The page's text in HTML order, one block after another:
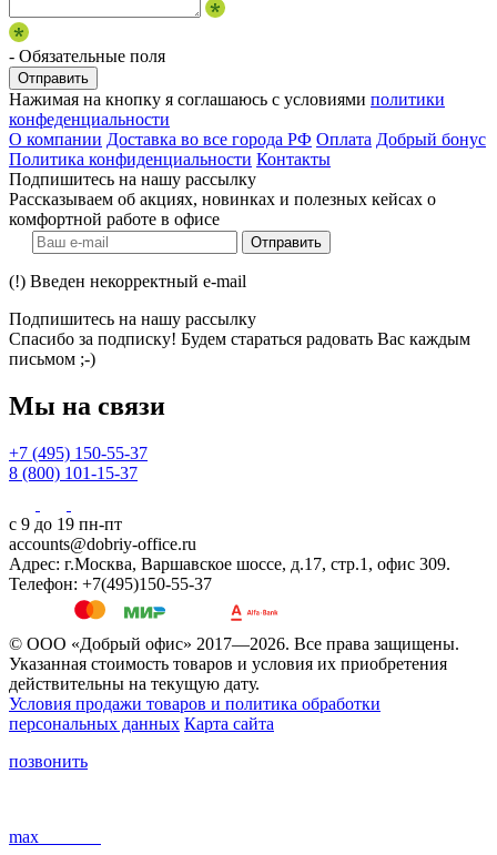
- Обязательные поля
Отправить
Нажимая на кнопку я соглашаюсь с условиями политики
конфеденциальности
О компании Доставка во все города РФ Оплата Добрый бонус
Политика конфиденциальности Контакты
Подпишитесь на нашу рассылку
Рассказываем об акциях, новинках и полезных кейсах о
комфортной работе в офисе
Отправить
(!) Введен некорректный e-mail
Подпишитесь на нашу рассылку
Спасибо за подписку! Будем стараться радовать Вас каждым
письмом ;-)
Мы на связи
+7 (495) 150-55-37
8 (800) 101-15-37
с 9 до 19 пн-пт
accounts@dobriy-office.ru
Адрес: г.Москва, Варшавское шоссе, д.17, стр.1, офис 309.
Телефон: +7(495)150-55-37
© ООО «Добрый офис» 2017—2026. Все права защищены.
Указанная стоимость товаров и условия их приобретения
действительны на текущую дату.
Условия продажи товаров и политика обработки
персональных данных Карта сайта
позвонить
max